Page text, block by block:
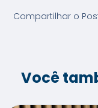
Compartilhar o
Você